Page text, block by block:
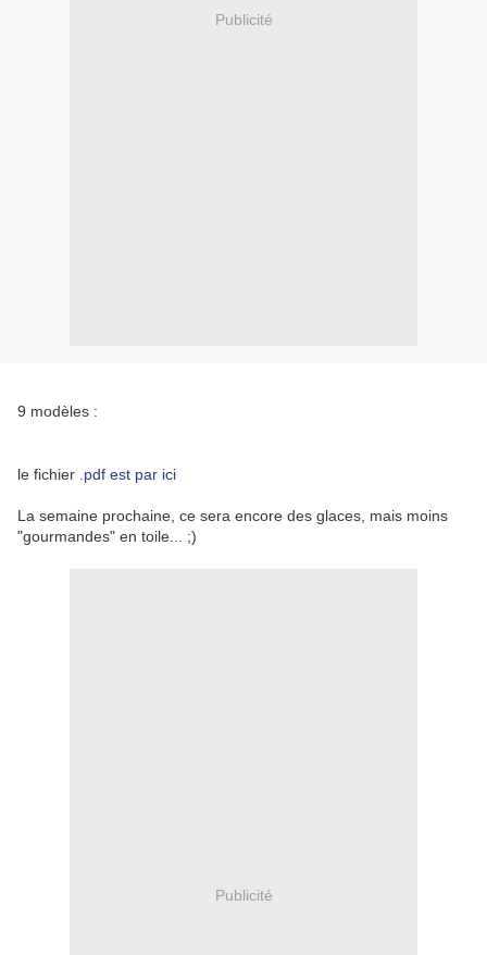
Publicité
9 modèles :
le fichier .pdf est par ici
La semaine prochaine, ce sera encore des glaces, mais moins
"gourmandes" en toile... ;)
Publicité